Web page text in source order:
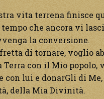
vita terrena finisce
che ancora vi
la conversione.
di tornare, voglio
Terra con il Mio popolo,
con lui e donarGli di
della Mia Divinità.